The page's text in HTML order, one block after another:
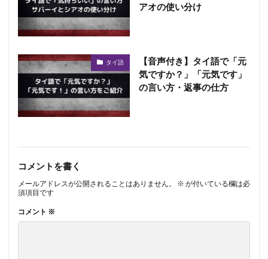
アオの使い分け
タイ語
【音声付き】タイ語で「元
気ですか？」「元気です」
の言い方・返事の仕方
コメントを書く
メールアドレスが公開されることはありません。 ※ が付いている欄は必
須項目です
コメント ※